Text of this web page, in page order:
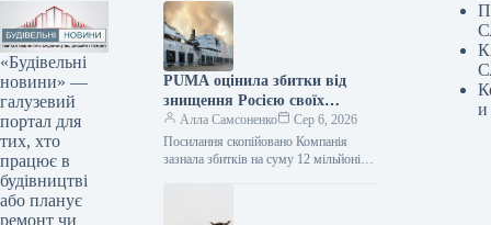
«Будівельні
новини» —
галузевий
портал для
тих, хто
працює в
будівництві
або планує
ремонт чи
PUMA оцінила збитки від
знищення Росією своїх
складських запасів
Алла Самсоненко
Сер 6, 2026
Посилання скопійовано Компанія
зазнала збитків на суму 12 мільйонів
и